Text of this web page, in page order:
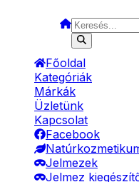
Főoldal
Kategóriák
Márkák
Üzletünk
Kapcsolat
Facebook
Jelmezek
Jelmez